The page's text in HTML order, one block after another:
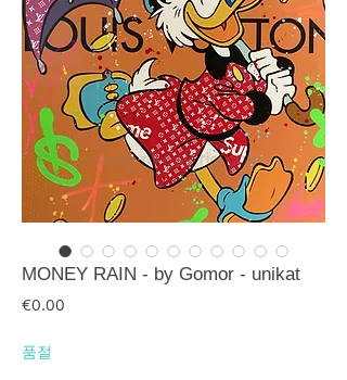
MONEY RAIN - by Gomor - unikat
€0.00
품절